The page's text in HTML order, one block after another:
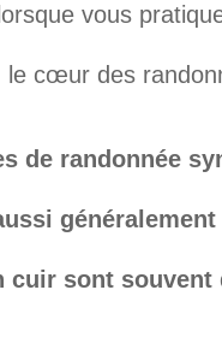
vous
le cœur des
de randonnée
cuir sont